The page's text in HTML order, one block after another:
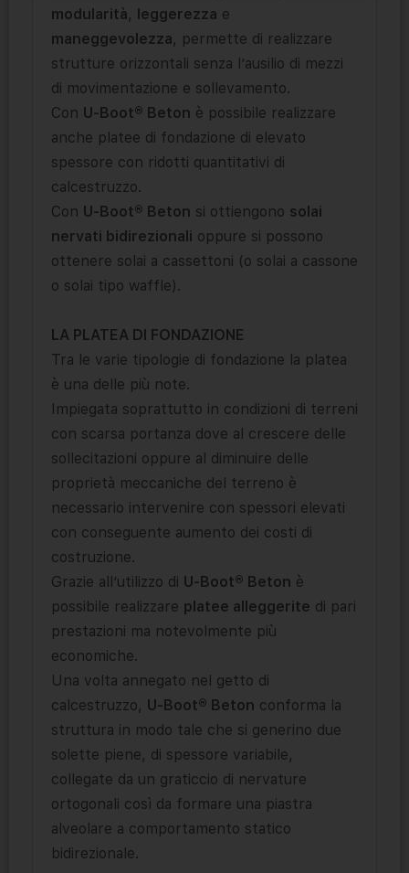
modularità, leggerezza e
maneggevolezza, permette di realizzare
strutture orizzontali senza l’ausilio di mezzi
di movimentazione e sollevamento.
Con U-Boot® Beton è possibile realizzare
anche platee di fondazione di elevato
spessore con ridotti quantitativi di
calcestruzzo.
Con U-Boot® Beton si ottiengono solai
nervati bidirezionali oppure si possono
ottenere solai a cassettoni (o solai a cassone
o solai tipo waffle).
LA PLATEA DI FONDAZIONE
Tra le varie tipologie di fondazione la platea
è una delle più note.
Impiegata soprattutto in condizioni di terreni
con scarsa portanza dove al crescere delle
sollecitazioni oppure al diminuire delle
proprietà meccaniche del terreno è
necessario intervenire con spessori elevati
con conseguente aumento dei costi di
costruzione.
Grazie all’utilizzo di U-Boot® Beton è
possibile realizzare platee alleggerite di pari
prestazioni ma notevolmente più
economiche.
Una volta annegato nel getto di
calcestruzzo, U-Boot® Beton conforma la
struttura in modo tale che si generino due
solette piene, di spessore variabile,
collegate da un graticcio di nervature
ortogonali così da formare una piastra
alveolare a comportamento statico
bidirezionale.